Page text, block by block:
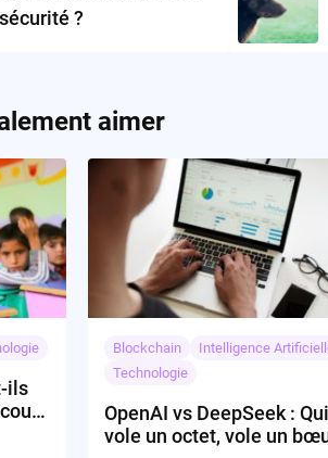
?
aimer
ils
Blockchain
Intelligence
Technologie
OpenAI vs DeepSeek : Qui
vole un octet, vole un